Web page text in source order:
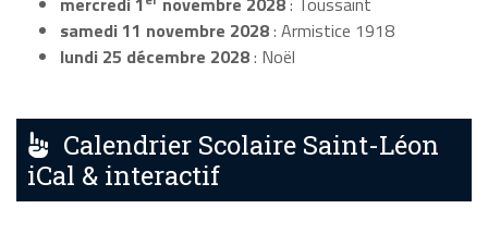
samedi 11 novembre 2028: Armistice 1918
lundi 25 décembre 2028: Noël
Calendrier Scolaire Saint-Léon
iCal & interactif